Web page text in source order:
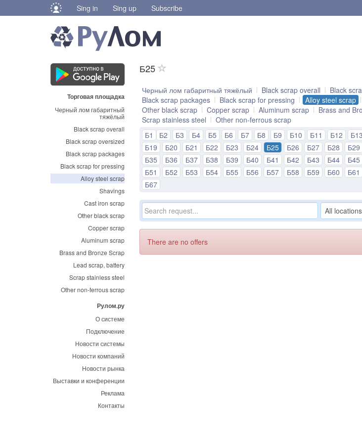
Sing in Sing up Subscribe
Торговая площадка
Черный лом габаритный
тяжёлый
Black scrap overall
Black scrap oversized
Black scrap packages
Black scrap for pressing
Alloy steel scrap
Shavings
Cast iron scrap
Other black scrap
Copper scrap
Aluminum scrap
Brass and Bronze Scrap
Lead scrap, battery
Scrap stainless steel
Other non-ferrous scrap
Рулом.ру
О системе
Подключение
Новости системы
Новости компаний
Новости рынка
Выставки и конференции
Реклама
Контакты
Б25
Черный лом габаритный тяжёлый
Black scrap overall
Black
Black scrap packages
Black scrap for pressing Alloy steel scrap
Other black scrap
Copper scrap Aluminum scrap Brass and
Scrap stainless steel
Other non-ferrous scrap
Б1
Б2 Б3 Б4 Б5 Б6 Б7 Б8 Б9 Б10 Б11 Б12 Б13
Б19
Б20 Б21 Б22 Б23 Б24 Б25 Б26 Б27 Б28 Б29
Б35
Б36 Б37 Б38 Б39 Б40 Б41 Б42 Б43 Б44 Б45
Б51
Б52 Б53 Б54 Б55 Б56 Б57 Б58 Б59 Б60 Б61
Б67
There are no offers